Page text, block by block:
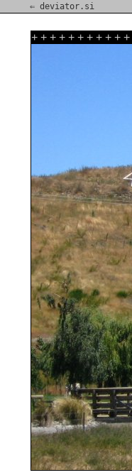
⇐ deviator.si
+ + + + + + + + + + +